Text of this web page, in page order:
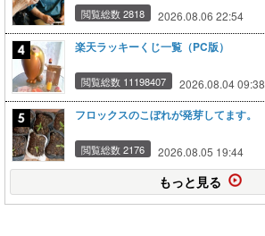
閲覧総数 2818 2026.08.06 22:54
楽天ラッキーくじ一覧（PC版）
閲覧総数 11198407 2026.08.04 09:38
フロックスのこぼれが発芽してます。
閲覧総数 2176 2026.08.05 19:44
もっと見る